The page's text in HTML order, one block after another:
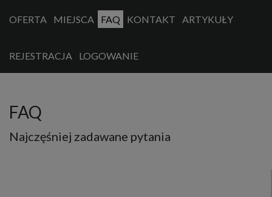
OFERTA MIEJSCA FAQ KONTAKT ARTYKUŁY
REJESTRACJA LOGOWANIE
FAQ
Najczęśniej zadawane pytania